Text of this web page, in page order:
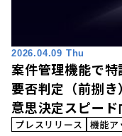
2026.04.09 Thu
案件管理機能で
要否判定（前捌
意思決定スピー
立
プレスリリース
機能ア